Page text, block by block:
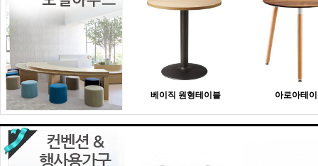
베이직 원형테이블 아로아테